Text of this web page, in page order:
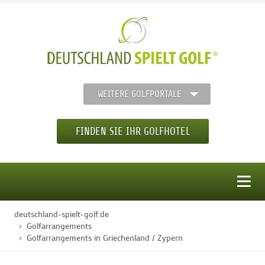
WEITERE GOLFPORTALE
FINDEN SIE IHR GOLFHOTEL
STARTSEITE
deutschland-spielt-golf.de
Golfarrangements
Golfarrangements in Griechenland / Zypern